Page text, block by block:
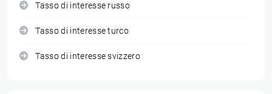
Tasso di interesse russo
Tasso di interesse turco
Tasso di interesse svizzero